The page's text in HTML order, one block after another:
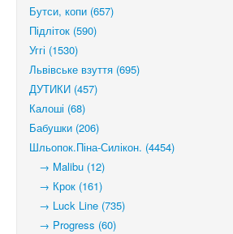
Бутси, копи (657)
Підліток (590)
Уггі (1530)
Львівське взуття (695)
ДУТИКИ (457)
Калоші (68)
Бабушки (206)
Шльопок.Піна-Силікон. (4454)
→ Malibu (12)
→ Крок (161)
→ Luck Line (735)
→ Progress (60)